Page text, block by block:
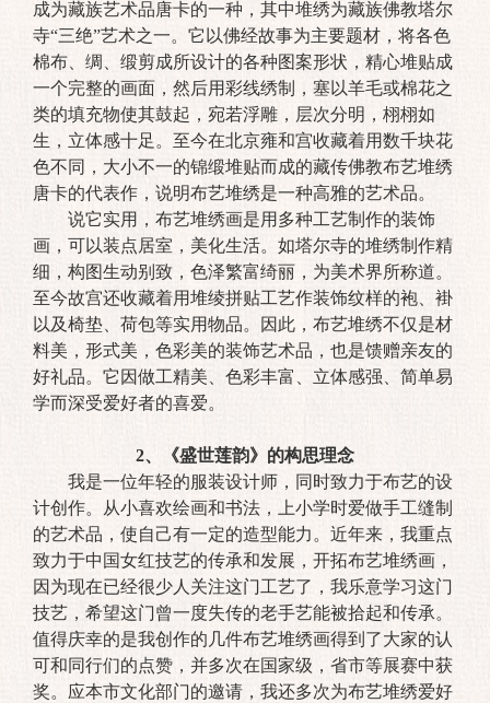
成为藏族艺术品唐卡的一种，其中堆绣为藏族佛教塔尔
寺“三绝”艺术之一。它以佛经故事为主要题材，将各色
棉布、绸、缎剪成所设计的各种图案形状，精心堆贴成
一个完整的画面，然后用彩线绣制，塞以羊毛或棉花之
类的填充物使其鼓起，宛若浮雕，层次分明，栩栩如
生，立体感十足。至今在北京雍和宫收藏着用数千块花
色不同，大小不一的锦缎堆贴而成的藏传佛教布艺堆绣
唐卡的代表作，说明布艺堆绣是一种高雅的艺术品。
说它实用，布艺堆绣画是用多种工艺制作的装饰
画，可以装点居室，美化生活。如塔尔寺的堆绣制作精
细，构图生动别致，色泽繁富绮丽，为美术界所称道。
至今故宫还收藏着用堆绫拼贴工艺作装饰纹样的袍、褂
以及椅垫、荷包等实用物品。因此，布艺堆绣不仅是材
料美，形式美，色彩美的装饰艺术品，也是馈赠亲友的
好礼品。它因做工精美、色彩丰富、立体感强、简单易
学而深受爱好者的喜爱。
2、《盛世莲韵》的构思理念
我是一位年轻的服装设计师，同时致力于布艺的设
计创作。从小喜欢绘画和书法，上小学时爱做手工缝制
的艺术品，使自己有一定的造型能力。近年来，我重点
致力于中国女红技艺的传承和发展，开拓布艺堆绣画，
因为现在已经很少人关注这门工艺了，我乐意学习这门
技艺，希望这门曾一度失传的老手艺能被拾起和传承。
值得庆幸的是我创作的几件布艺堆绣画得到了大家的认
可和同行们的点赞，并多次在国家级，省市等展赛中获
奖。应本市文化部门的邀请，我还多次为布艺堆绣爱好